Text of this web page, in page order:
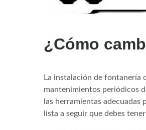
¿Cómo
La instalación de fontanería
mantenimientos periódicos
las herramientas adecuadas
lista a seguir que debes